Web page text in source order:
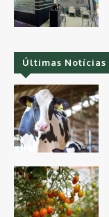
Últimas Notícias